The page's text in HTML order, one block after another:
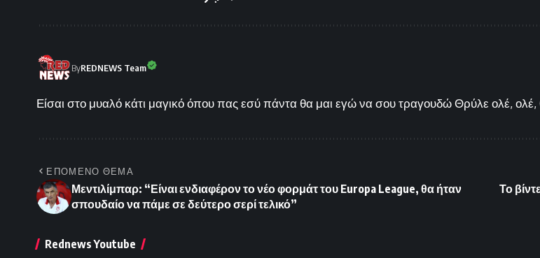
ByREDNEWS Team
Είσαι στο μυαλό κάτι μαγικό όπου πας εσύ πάντα θα μαι εγώ να σου τραγουδώ Θρύλε ολέ, ολέ,
ΕΠΟΜΕΝΟ ΘΕΜΑ
Μεντιλίμπαρ: “Είναι ενδιαφέρον το νέο φορμάτ του Europa League, θα ήταν
σπουδαίο να πάμε σε δεύτερο σερί τελικό”
Το
Rednews Youtube